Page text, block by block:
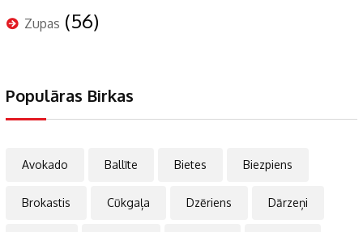
Zupas (56)
Populāras Birkas
Avokado Ballīte Bietes Biezpiens
Brokastis Cūkgaļa Dzēriens Dārzeņi